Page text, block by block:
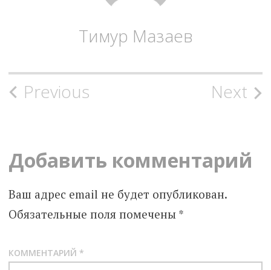
Тимур Мазаев
Post
Previous Next
Добавить комментарий
Ваш адрес email не будет опубликован.
Обязательные поля помечены *
КОММЕНТАРИЙ *